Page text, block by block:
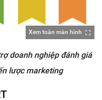
Xem toàn màn hình
doanh nghiệp đánh giá
lược marketing